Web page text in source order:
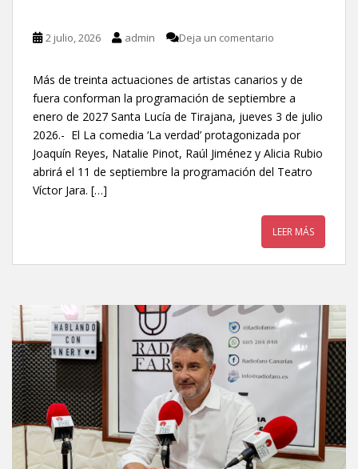
2 julio, 2026 admin Deja un comentario
Más de treinta actuaciones de artistas canarios y de
fuera conforman la programación de septiembre a
enero de 2027 Santa Lucía de Tirajana, jueves 3 de julio
2026.- El La comedia ‘La verdad’ protagonizada por
Joaquín Reyes, Natalie Pinot, Raúl Jiménez y Alicia Rubio
abrirá el 11 de septiembre la programación del Teatro
Víctor Jara. […]
LEER MÁS